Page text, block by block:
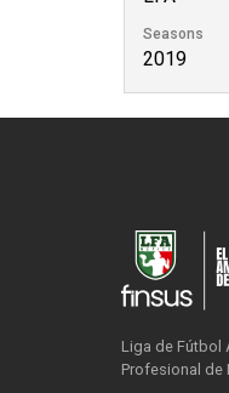
Seasons
2019
Liga de Fútbol
Profesional de